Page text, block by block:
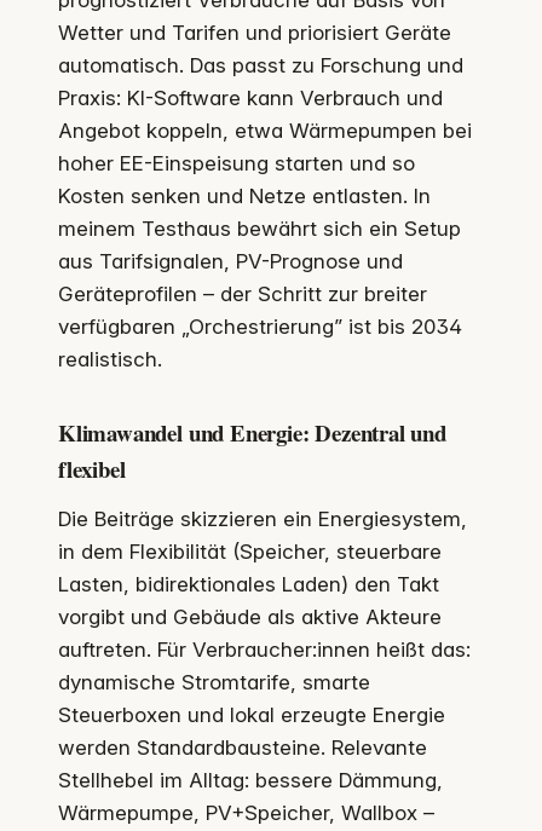
Wetter und Tarifen und priorisiert Geräte
automatisch. Das passt zu Forschung und
Praxis: KI-Software kann Verbrauch und
Angebot koppeln, etwa Wärmepumpen bei
hoher EE-Einspeisung starten und so
Kosten senken und Netze entlasten. In
meinem Testhaus bewährt sich ein Setup
aus Tarifsignalen, PV-Prognose und
Geräteprofilen – der Schritt zur breiter
verfügbaren „Orchestrierung” ist bis 2034
realistisch.
Klimawandel und Energie: Dezentral und
flexibel
Die Beiträge skizzieren ein Energiesystem,
in dem Flexibilität (Speicher, steuerbare
Lasten, bidirektionales Laden) den Takt
vorgibt und Gebäude als aktive Akteure
auftreten. Für Verbraucher:innen heißt das:
dynamische Stromtarife, smarte
Steuerboxen und lokal erzeugte Energie
werden Standardbausteine. Relevante
Stellhebel im Alltag: bessere Dämmung,
Wärmepumpe, PV+Speicher, Wallbox –